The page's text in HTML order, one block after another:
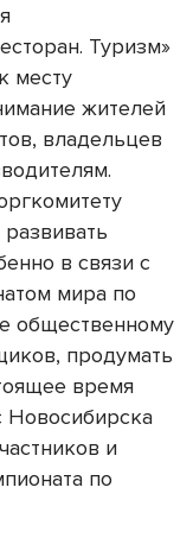
Туризм»
месту
жителей
владельцев
в связи с
мира по
общественному
продумать
время
Новосибирска
и
по